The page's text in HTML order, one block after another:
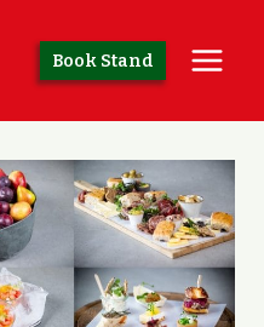
Book Stand